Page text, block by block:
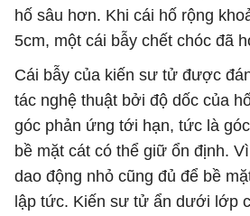
hố sâu hơn. Khi cái hố rộng
5cm, một cái bẫy chết chóc đã
Cái bẫy của kiến sư tử được
tác nghệ thuật bởi độ dốc của
góc phản ứng tới hạn, tức là
bề mặt cát có thể giữ ổn định.
dao động nhỏ cũng đủ để bề
lập tức. Kiến sư tử ẩn dưới lớp